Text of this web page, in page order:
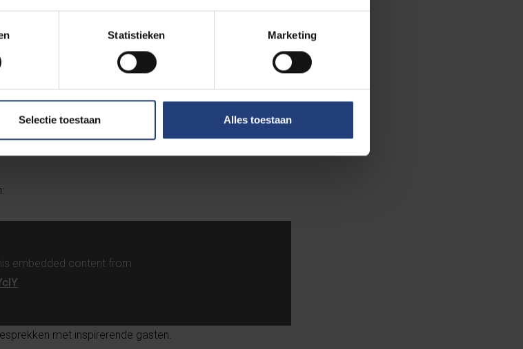
Statistieken Marketing
Selectie toestaan Alles toestaan
we niet” – Jan Terlouw
embedded content from
met inspirerende gasten.